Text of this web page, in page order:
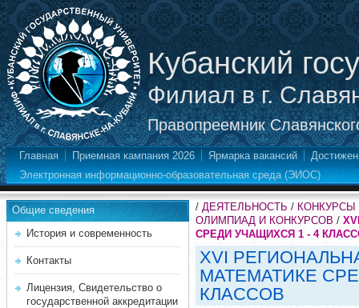
Кубанский
Филиал в г.
Правопреемник
Главная Приемная кампания 2026 Ярмарка вакансий
Электронная информационно-образовательная среда (ЭИОС)
Общие сведения
История и современность
Контакты
Лицензия, Свидетельство о
государственной аккредитации
/ ДЕЯТЕЛЬНОСТЬ /
ОЛИМПИАД И КОНКУРСОВ /
СРЕДИ УЧАЩИХСЯ 1 - 4
ХVI
МАТЕМАТИКЕ
КЛАССОВ